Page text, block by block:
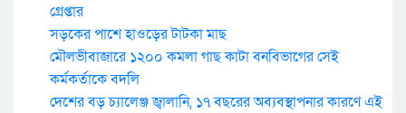
গ্রেপ্তার
সড়কের পাশে হাওড়ের টাটকা মাছ
মৌলভীবাজারে ১২০০ কমলা গাছ কাটা বনবিভাগের সেই
কর্মকর্তাকে বদলি
দেশের বড় চ্যালেঞ্জ জ্বালানি, ১৭ বছরের অব্যবস্থাপনার কারণে এই